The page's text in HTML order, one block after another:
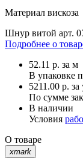
Материал вискоза
Шнур витой арт.
Подробнее о
52.11 р. за м
В упаковке
5211.00 р. за
По сумме
В наличии
Условия
О товаре
xmark